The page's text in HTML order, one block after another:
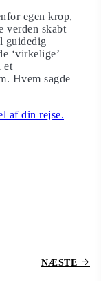
egen krop,
verden skabt
guidedig
‘virkelige’
et
Hvem sagde
af din rejse.
NÆSTE